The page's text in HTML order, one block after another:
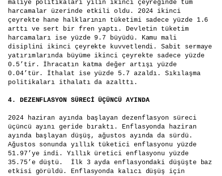
maliye politikaları yılın ikinci çeyreğinde tüm
harcamalar üzerinde etkili oldu. 2024 ikinci
çeyrekte hane halklarının tüketimi sadece yüzde 1.6
arttı ve sert bir fren yaptı. Devletin tüketim
harcamaları ise yüzde 9.7 büyüdü. Kamu mali
disiplini ikinci çeyrekte kuvvetlendi. Sabit sermaye
yatırımlarında büyüme ikinci çeyrekte sadece yüzde
0.5’tir. İhracatın katma değer artışı yüzde
0.04’tür. İthalat ise yüzde 5.7 azaldı. Sıkılaşma
politikaları ithalatı da azalttı.
4. DEZENFLASYON SÜRECİ ÜÇÜNCÜ AYINDA
2024 haziran ayında başlayan dezenflasyon süreci
üçüncü ayını geride bıraktı. Enflasyonda haziran
ayında başlayan düşüş, ağustos ayında da sürdü.
Ağustos sonunda yıllık tüketici enflasyonu yüzde
51.97’ye indi. Yıllık üretici enflasyonu yüzde
35.75’e düştü. İlk 3 ayda enflasyondaki düşüşte baz
etkisi görüldü. Enflasyonda kalıcı düşüş için